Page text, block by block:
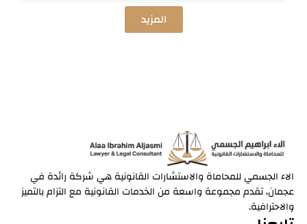
المزيد
الاء الجسمي للمحاماة والاستشارات القانونية هي شركة رائدة في
عجمان، تقدم مجموعة واسعة من الخدمات القانونية مع التزام بالتميز
والاحترافية.